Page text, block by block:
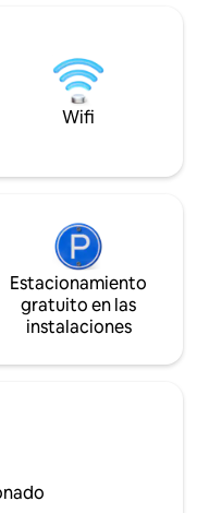
Dubrovnik, la
pie de la playa de
Banje, tiendas,
Wifi
Estacionamiento
gratuito en las
instalaciones